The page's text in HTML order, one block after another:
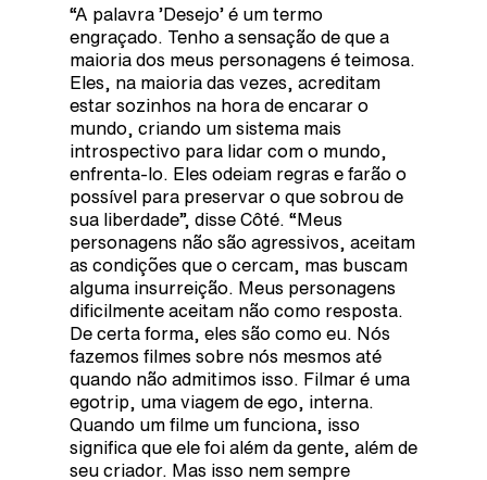
“A palavra ’Desejo’ é um termo
engraçado. Tenho a sensação de que a
maioria dos meus personagens é teimosa.
Eles, na maioria das vezes, acreditam
estar sozinhos na hora de encarar o
mundo, criando um sistema mais
introspectivo para lidar com o mundo,
enfrenta-lo. Eles odeiam regras e farão o
possível para preservar o que sobrou de
sua liberdade”, disse Côté. “Meus
personagens não são agressivos, aceitam
as condições que o cercam, mas buscam
alguma insurreição. Meus personagens
dificilmente aceitam não como resposta.
De certa forma, eles são como eu. Nós
fazemos filmes sobre nós mesmos até
quando não admitimos isso. Filmar é uma
egotrip, uma viagem de ego, interna.
Quando um filme um funciona, isso
significa que ele foi além da gente, além de
seu criador. Mas isso nem sempre